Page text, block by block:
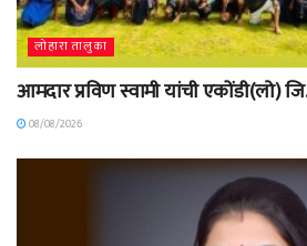
लोहारा तालुका
आमदार प्रविण स्वामी यांची एकोंडी(लो)
08/08/2026